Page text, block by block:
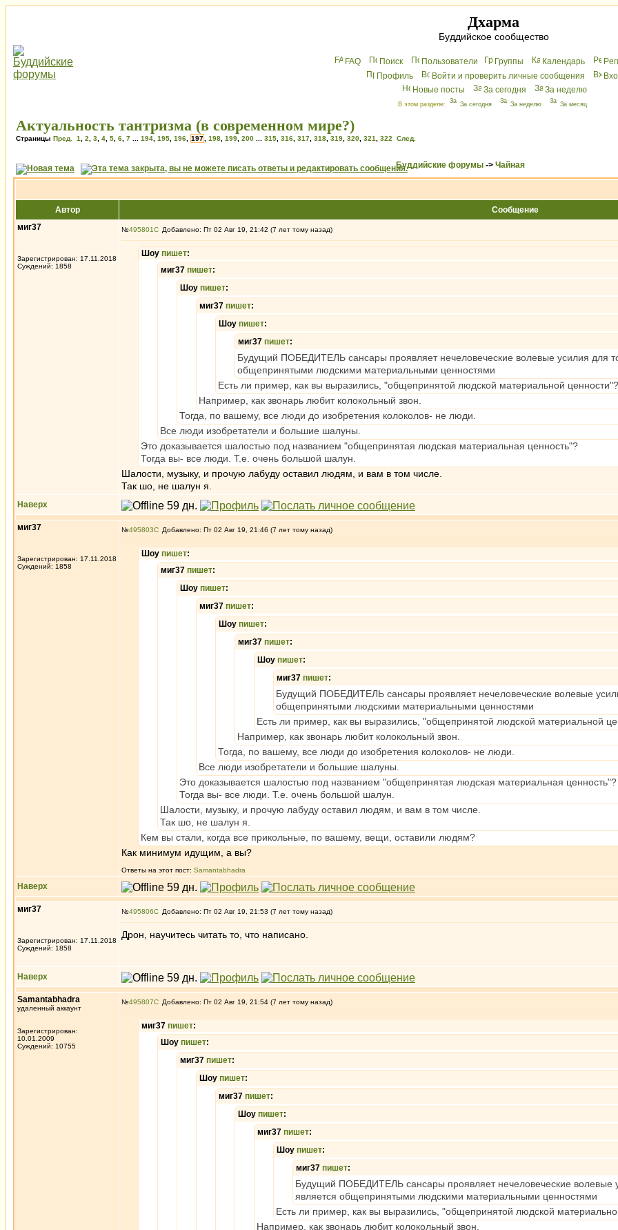
Дхарма
Буддийское сообщество
FAQ Поиск Пользователи Группы Календарь
Профиль
Войти и проверить личные сообщения
Новые посты
За сегодня За неделю
В этом разделе: За сегодня За неделю За месяц
Актуальность тантризма (в современном мире?)
Страницы Пред. 1 2 3 4 5 6 7 194 195 196 197 198 199 200 315 316 317 318 319 320 321 322 След.
Буддийские форумы -> Чайная
Автор
Сообщение
миг37
Зарегистрирован: 17.11.2018
Суждений: 1858
№495801 Добавлено: Пт 02 Авг 19, 21:42 (7 лет тому назад)
Шоу пишет:
миг37 пишет:
Шоу пишет:
миг37 пишет:
Шоу пишет:
миг37 пишет:
Будущий ПОБЕДИТЕЛЬ сансары проявляет нечеловеческие волевые усилия для
общепринятыми людскими материальными ценностями
Есть ли пример, как вы выразились, "общепринятой людской материальной ценности"?
Например, как звонарь любит колокольный звон.
Тогда, по вашему, все люди до изобретения колоколов- не люди.
Все люди изобретатели и большие шалуны.
Это доказывается шалостью под названием "общепринятая людская материальная ценность"?
Тогда вы- все люди. Т.е. очень большой шалун.
Шалости, музыку, и прочую лабуду оставил людям, и вам в том числе.
Так шо, не шалун я.
Наверх
миг37
Зарегистрирован: 17.11.2018
Суждений: 1858
№495803 Добавлено: Пт 02 Авг 19, 21:46 (7 лет тому назад)
Шоу пишет:
миг37 пишет:
Шоу пишет:
миг37 пишет:
Шоу пишет:
миг37 пишет:
Шоу пишет:
миг37 пишет:
Будущий ПОБЕДИТЕЛЬ сансары проявляет нечеловеческие волевые
общепринятыми людскими материальными ценностями
Есть ли пример, как вы выразились, "общепринятой людской материальной
Например, как звонарь любит колокольный звон.
Тогда, по вашему, все люди до изобретения колоколов- не люди.
Все люди изобретатели и большие шалуны.
Это доказывается шалостью под названием "общепринятая людская материальная ценность"?
Тогда вы- все люди. Т.е. очень большой шалун.
Шалости, музыку, и прочую лабуду оставил людям, и вам в том числе.
Так шо, не шалун я.
Кем вы стали, когда все прикольные, по вашему, вещи, оставили людям?
Как минимум идущим, а вы?
Ответы на этот пост: Samantabhadra
Наверх
миг37
Зарегистрирован: 17.11.2018
Суждений: 1858
№495806 Добавлено: Пт 02 Авг 19, 21:53 (7 лет тому назад)
Дрон, научитесь читать то, что написано.
Наверх
Samantabhadra
удаленный аккаунт
Зарегистрирован:
10.01.2009
Суждений: 10755
№495807 Добавлено: Пт 02 Авг 19, 21:54 (7 лет тому назад)
миг37 пишет:
Шоу пишет:
миг37 пишет:
Шоу пишет:
миг37 пишет:
Шоу пишет:
миг37 пишет:
Шоу пишет:
миг37 пишет:
Будущий ПОБЕДИТЕЛЬ сансары проявляет нечеловеческие волевые
является общепринятыми людскими материальными ценностями
Есть ли пример, как вы выразились, "общепринятой людской
Например, как звонарь любит колокольный звон.